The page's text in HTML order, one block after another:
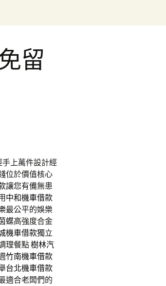
留
上萬件設計經
位於價值核心
讓您有備無患
中和機車借款
最公平的娛樂
蝶高強度合金
機車借款獨立
理餐點樹林汽
竹南機車借款
台北機車借款
適合老闆們的